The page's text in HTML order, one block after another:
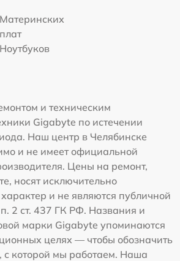
Материнских
плат
Ноутбуков
и техническим
Gigabyte по истечении
Наш центр в Челябинске
и не имеет официальной
Цены на ремонт,
носят исключительно
и не являются публичной
2 ст. 437 ГК РФ. Названия и
марки Gigabyte упоминаются
целях — чтобы обозначить
с которой мы работаем. Наша